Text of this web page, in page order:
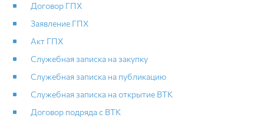
Договор ГПХ
Заявление ГПХ
Акт ГПХ
Служебная записка на закупку
Служебная записка на публикацию
Служебная записка на открытие ВТК
Договор подряда с ВТК